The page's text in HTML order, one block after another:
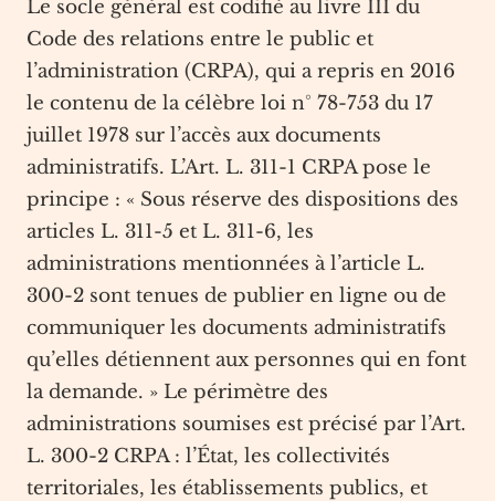
Le socle général est codifié au livre III du
Code des relations entre le public et
l’administration (CRPA), qui a repris en 2016
le contenu de la célèbre loi n° 78-753 du 17
juillet 1978 sur l’accès aux documents
administratifs. L’Art. L. 311-1 CRPA pose le
principe : « Sous réserve des dispositions des
articles L. 311-5 et L. 311-6, les
administrations mentionnées à l’article L.
300-2 sont tenues de publier en ligne ou de
communiquer les documents administratifs
qu’elles détiennent aux personnes qui en font
la demande. » Le périmètre des
administrations soumises est précisé par l’Art.
L. 300-2 CRPA : l’État, les collectivités
territoriales, les établissements publics, et